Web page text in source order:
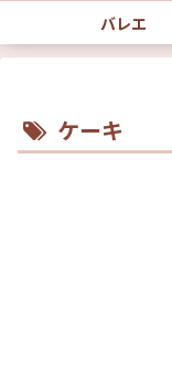
バレエ
ケーキ